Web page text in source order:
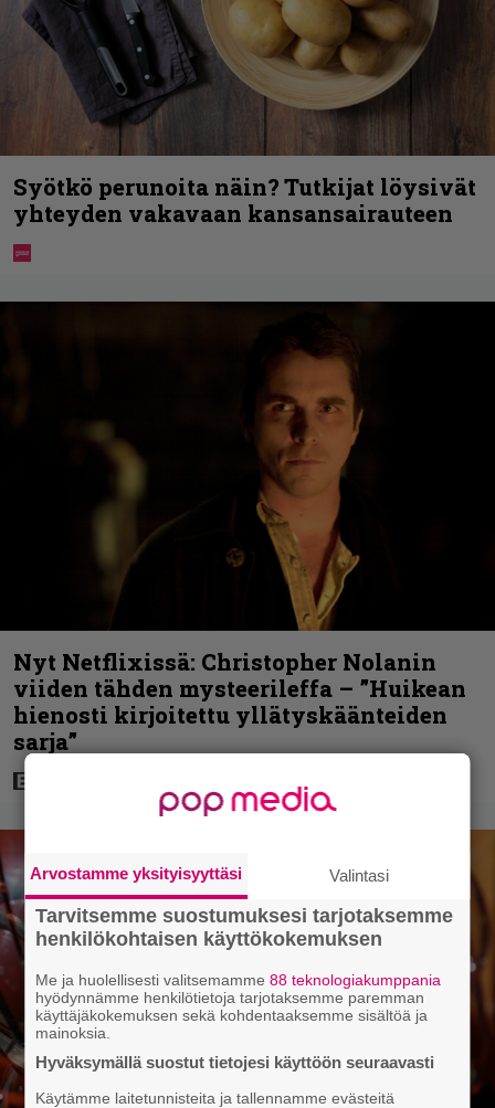
Syötkö perunoita näin? Tutkijat löysivät
yhteyden vakavaan kansansairauteen
Nyt Netflixissä: Christopher Nolanin
viiden tähden mysteerileffa – ”Huikean
hienosti kirjoitettu yllätyskäänteiden
sarja”
Arvostamme yksityisyyttäsi Valintasi
Tarvitsemme suostumuksesi tarjotaksemme
henkilökohtaisen käyttökokemuksen
Me ja huolellisesti valitsemamme88 teknologiakumppania
hyödynnämme henkilötietoja tarjotaksemme paremman
käyttäjäkokemuksen sekä kohdentaaksemme sisältöä ja
mainoksia.
Hyväksymällä suostut tietojesi käyttöön seuraavasti
Käytämme laitetunnisteita ja tallennamme evästeitä